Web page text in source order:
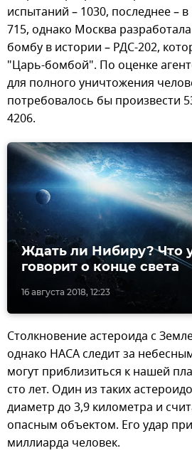
испытаний – 1030, последнее – в
715, однако Москва
бомбу в истории – РДС-202,
"Царь-бомбой". По оценке
для полного уничтожения
потребовалось бы произвести
4206.
16 августа 2018, 12:23
Ждать ли Нибиру? Что
говорит о конце света
Столкновение астероида с
однако НАСА следит за
могут приблизиться к нашей
сто лет. Один из таких
диаметр до 3,9 километра и
опасным объектом. Его удар
миллиарда человек.